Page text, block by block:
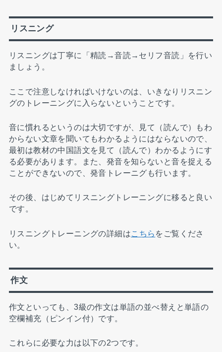
リスニング
リスニングは丁寧に「精読→音読→セリフ音読」を行い
ましょう。
ここで注意しなければいけないのは、いきなりリスニン
グのトレーニングに入らないということです。
音に慣れるというのは大切ですが、見て（読んで）もわ
からない文章を聞いてもわかるようにはならないので、
最初は教材の中国語文を見て（読んで）わかるようにす
る必要があります。また、発音を知らないと音を捉える
ことができないので、発音トレーニグも行います。
その後、はじめてリスニングトレーニングに移ると良い
です。
リスニングトレーニングの詳細はこちら をご覧くださ
い。
作文
作文といっても、3級の作文は単語の並べ替えと単語の
空欄補充（ピンイン付）です。
これらに必要な力は以下の2つです。